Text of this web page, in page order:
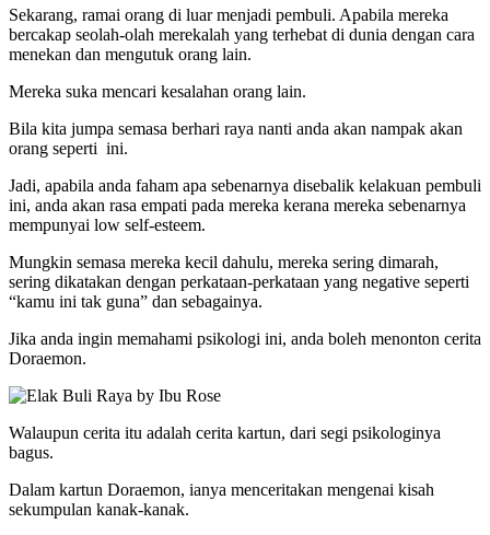
Sekarang, ramai orang di luar menjadi pembuli. Apabila mereka
bercakap seolah-olah merekalah yang terhebat di dunia dengan cara
menekan dan mengutuk orang lain.
Mereka suka mencari kesalahan orang lain.
Bila kita jumpa semasa berhari raya nanti anda akan nampak akan
orang seperti ini.
Jadi, apabila anda faham apa sebenarnya disebalik kelakuan pembuli
ini, anda akan rasa empati pada mereka kerana mereka sebenarnya
mempunyai low self-esteem.
Mungkin semasa mereka kecil dahulu, mereka sering dimarah,
sering dikatakan dengan perkataan-perkataan yang negative seperti
“kamu ini tak guna” dan sebagainya.
Jika anda ingin memahami psikologi ini, anda boleh menonton cerita
Doraemon.
Walaupun cerita itu adalah cerita kartun, dari segi psikologinya
bagus.
Dalam kartun Doraemon, ianya menceritakan mengenai kisah
sekumpulan kanak-kanak.